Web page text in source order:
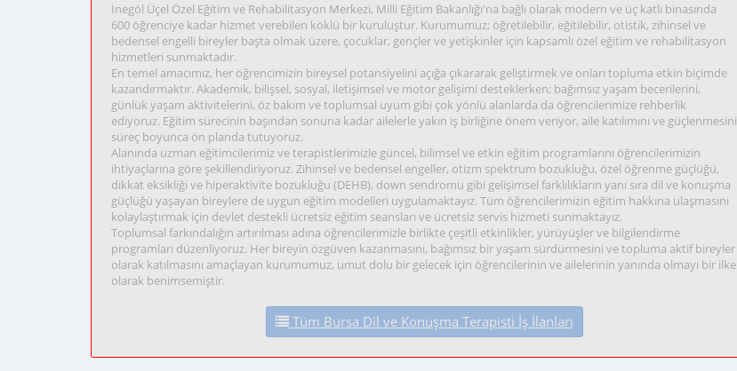
İnegöl Üçel Özel Eğitim ve Rehabilitasyon Merkezi, Milli Eğitim Bakanlığı'na bağlı olarak modern ve üç katlı binasında
600 öğrenciye kadar hizmet verebilen köklü bir kuruluştur. Kurumumuz; öğretilebilir, eğitilebilir, otistik, zihinsel ve
bedensel engelli bireyler başta olmak üzere, çocuklar, gençler ve yetişkinler için kapsamlı özel eğitim ve rehabilitasyon
hizmetleri sunmaktadır.
En temel amacımız, her öğrencimizin bireysel potansiyelini açığa çıkararak geliştirmek ve onları topluma etkin biçimde
kazandırmaktır. Akademik, bilişsel, sosyal, iletişimsel ve motor gelişimi desteklerken; bağımsız yaşam becerilerini,
günlük yaşam aktivitelerini, öz bakım ve toplumsal uyum gibi çok yönlü alanlarda da öğrencilerimize rehberlik
ediyoruz. Eğitim sürecinin başından sonuna kadar ailelerle yakın iş birliğine önem veriyor, aile katılımını ve güçlenmesini
süreç boyunca ön planda tutuyoruz.
Alanında uzman eğitimcilerimiz ve terapistlerimizle güncel, bilimsel ve etkin eğitim programlarını öğrencilerimizin
ihtiyaçlarına göre şekillendiriyoruz. Zihinsel ve bedensel engeller, otizm spektrum bozukluğu, özel öğrenme güçlüğü,
dikkat eksikliği ve hiperaktivite bozukluğu (DEHB), down sendromu gibi gelişimsel farklılıkların yanı sıra dil ve konuşma
güçlüğü yaşayan bireylere de uygun eğitim modelleri uygulamaktayız. Tüm öğrencilerimizin eğitim hakkına ulaşmasını
kolaylaştırmak için devlet destekli ücretsiz eğitim seansları ve ücretsiz servis hizmeti sunmaktayız.
Toplumsal farkındalığın artırılması adına öğrencilerimizle birlikte çeşitli etkinlikler, yürüyüşler ve bilgilendirme
programları düzenliyoruz. Her bireyin özgüven kazanmasını, bağımsız bir yaşam sürdürmesini ve topluma aktif bireyler
olarak katılmasını amaçlayan kurumumuz, umut dolu bir gelecek için öğrencilerinin ve ailelerinin yanında olmayı bir ilke
olarak benimsemiştir.
Tüm Bursa Dil ve Konuşma Terapisti İş İlanları